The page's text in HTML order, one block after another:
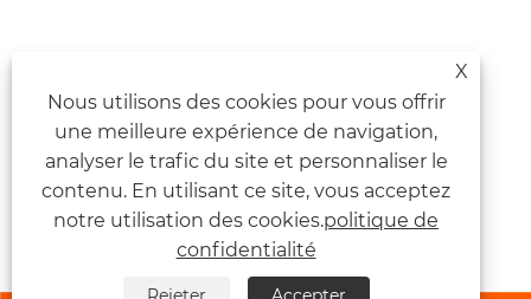
X
Nous utilisons des cookies pour vous offrir
une meilleure expérience de navigation,
analyser le trafic du site et personnaliser le
contenu. En utilisant ce site, vous acceptez
notre utilisation des cookies.politique de
confidentialité